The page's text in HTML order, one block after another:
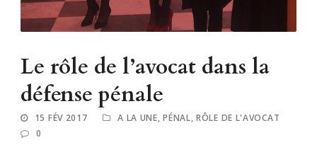
Le rôle de l’avocat dans la
défense pénale
15 FÉV 2017 A LA UNE, PÉNAL, RÔLE DE L'AVOCAT
0